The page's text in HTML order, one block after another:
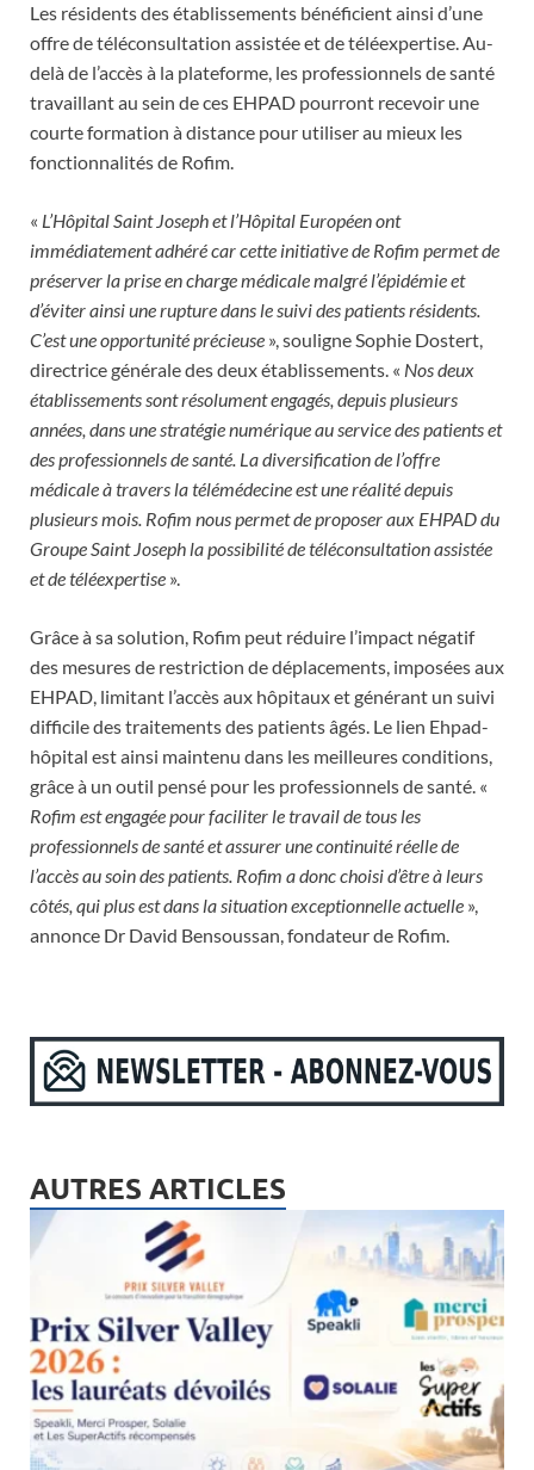
Les résidents des établissements bénéficient ainsi d’une
offre de téléconsultation assistée et de téléexpertise. Au-
delà de l’accès à la plateforme, les professionnels de santé
travaillant au sein de ces EHPAD pourront recevoir une
courte formation à distance pour utiliser au mieux les
fonctionnalités de Rofim.
« L’Hôpital Saint Joseph et l’Hôpital Européen ont
immédiatement adhéré car cette initiative de Rofim permet de
préserver la prise en charge médicale malgré l’épidémie et
d’éviter ainsi une rupture dans le suivi des patients résidents.
C’est une opportunité précieuse », souligne Sophie Dostert,
directrice générale des deux établissements. « Nos deux
établissements sont résolument engagés, depuis plusieurs
années, dans une stratégie numérique au service des patients et
des professionnels de santé. La diversification de l’offre
médicale à travers la télémédecine est une réalité depuis
plusieurs mois. Rofim nous permet de proposer aux EHPAD du
Groupe Saint Joseph la possibilité de téléconsultation assistée
et de téléexpertise ».
Grâce à sa solution, Rofim peut réduire l’impact négatif
des mesures de restriction de déplacements, imposées aux
EHPAD, limitant l’accès aux hôpitaux et générant un suivi
difficile des traitements des patients âgés. Le lien Ehpad-
hôpital est ainsi maintenu dans les meilleures conditions,
grâce à un outil pensé pour les professionnels de santé. «
Rofim est engagée pour faciliter le travail de tous les
professionnels de santé et assurer une continuité réelle de
l’accès au soin des patients. Rofim a donc choisi d’être à leurs
côtés, qui plus est dans la situation exceptionnelle actuelle »,
annonce Dr David Bensoussan, fondateur de Rofim.
AUTRES ARTICLES